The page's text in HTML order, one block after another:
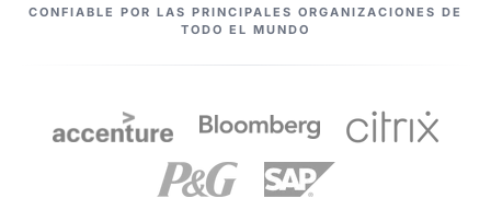
NUESTROS SOCIOS
CONFIABLE POR LAS PRINCIPALES ORGANIZACIONES DE
TODO EL MUNDO